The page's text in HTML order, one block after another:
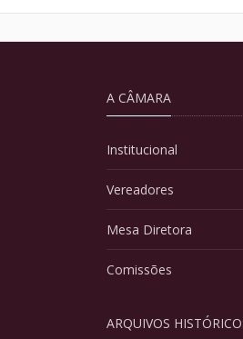
A CÂMARA
Institucional
Vereadores
Mesa Diretora
Comissões
ARQUIVOS